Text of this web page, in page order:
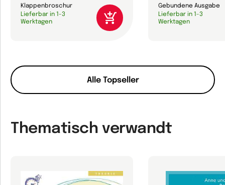
Alle Topseller
Klappenbroschur
Lieferbar in 1-3
Werktagen
Gebundene Ausgabe
Lieferbar in 1-3
Werktagen
Thematisch verwandt